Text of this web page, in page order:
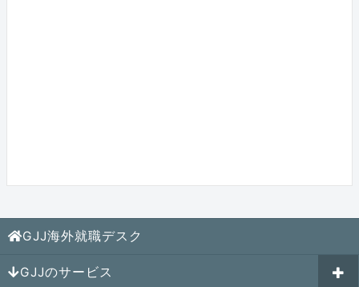
GJJ海外就職デスク
GJJのサービス